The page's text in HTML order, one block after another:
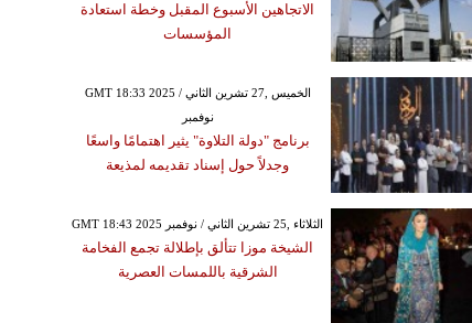
الاتجاهين الأسبوع المقبل وخطة استعادة
المؤسسات
GMT 18:33 2025 الخميس ,27 تشرين الثاني /
نوفمبر
برنامج "دولة التلاوة" يثير اهتمامًا واسعًا
وجدلاً حول إسناد تقديمه لمذيعة
GMT 18:43 2025 الثلاثاء ,25 تشرين الثاني / نوفمبر
الشيخة موزا تتألق بإطلالة تجمع الفخامة
الشرقية باللمسات العصرية